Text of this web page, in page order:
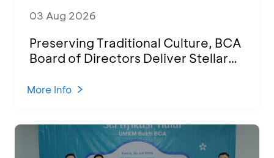
03 Aug 2026
Preserving Traditional Culture, BCA
Board of Directors Deliver Stellar
2026
More Info